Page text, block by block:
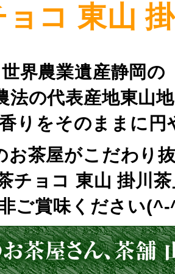
コ 東山 掛
世界農業遺産静岡の
法の代表産地東山
りをそのままに円
お茶屋がこだわり
チョコ 東山 掛川茶
ご賞味ください